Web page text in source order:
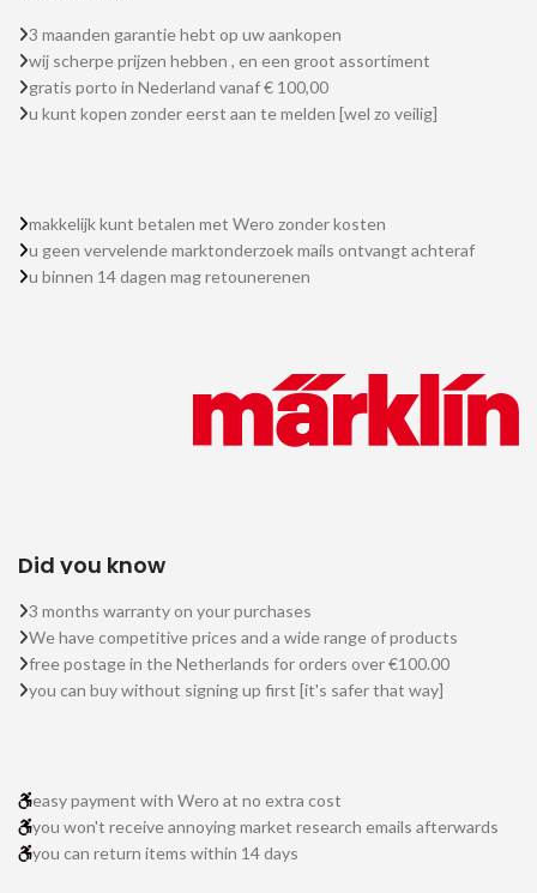
3 maanden garantie hebt op uw aankopen
wij scherpe prijzen hebben , en een groot assortiment
gratis porto in Nederland vanaf € 100,00
u kunt kopen zonder eerst aan te melden [wel zo veilig]
makkelijk kunt betalen met Wero zonder kosten
u geen vervelende marktonderzoek mails ontvangt achteraf
u binnen 14 dagen mag retounerenen
Did you know
3 months warranty on your purchases
We have competitive prices and a wide range of products
free postage in the Netherlands for orders over €100.00
you can buy without signing up first [it's safer that way]
easy payment with Wero at no extra cost
you won't receive annoying market research emails afterwards
you can return items within 14 days